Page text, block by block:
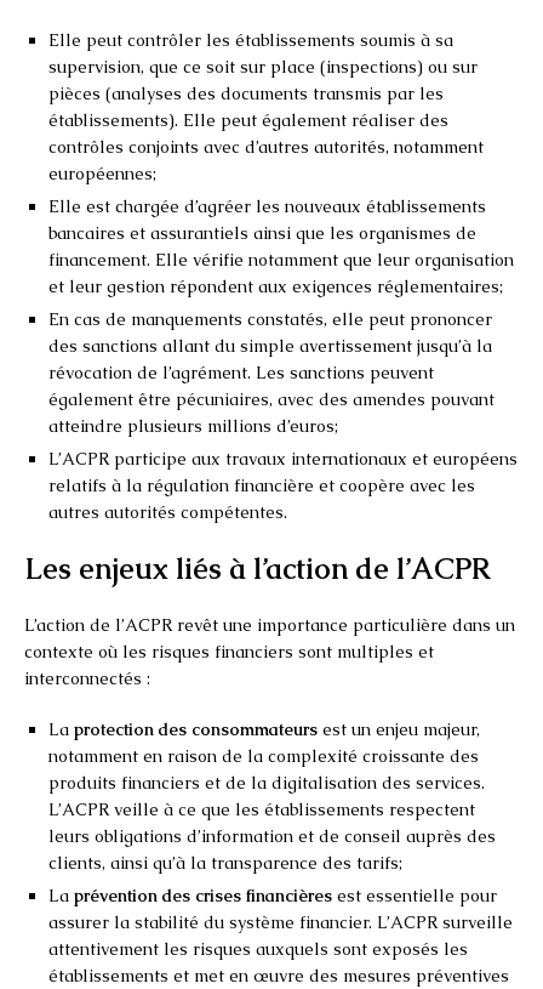
Elle peut contrôler les établissements soumis à sa
supervision, que ce soit sur place (inspections) ou sur
pièces (analyses des documents transmis par les
établissements). Elle peut également réaliser des
contrôles conjoints avec d’autres autorités, notamment
européennes;
Elle est chargée d’agréer les nouveaux établissements
bancaires et assurantiels ainsi que les organismes de
financement. Elle vérifie notamment que leur organisation
et leur gestion répondent aux exigences réglementaires;
En cas de manquements constatés, elle peut prononcer
des sanctions allant du simple avertissement jusqu’à la
révocation de l’agrément. Les sanctions peuvent
également être pécuniaires, avec des amendes pouvant
atteindre plusieurs millions d’euros;
L’ACPR participe aux travaux internationaux et européens
relatifs à la régulation financière et coopère avec les
autres autorités compétentes.
Les enjeux liés à l’action de l’ACPR
L’action de l’ACPR revêt une importance particulière dans un
contexte où les risques financiers sont multiples et
interconnectés :
La protection des consommateurs est un enjeu majeur,
notamment en raison de la complexité croissante des
produits financiers et de la digitalisation des services.
L’ACPR veille à ce que les établissements respectent
leurs obligations d’information et de conseil auprès des
clients, ainsi qu’à la transparence des tarifs;
La prévention des crises financières est essentielle pour
assurer la stabilité du système financier. L’ACPR surveille
attentivement les risques auxquels sont exposés les
établissements et met en œuvre des mesures préventives